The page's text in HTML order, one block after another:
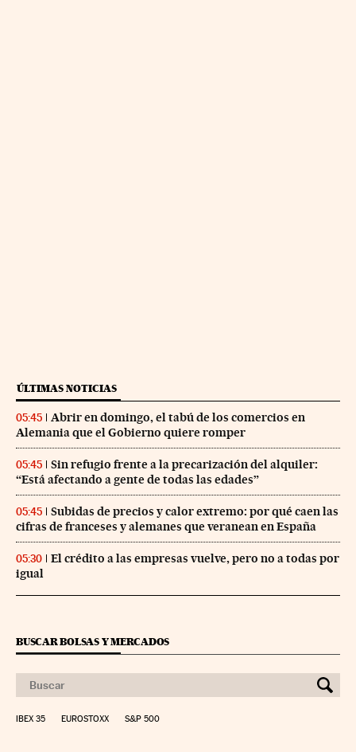
ÚLTIMAS NOTICIAS
05:45
Abrir en domingo, el tabú de los comercios en
Alemania que el Gobierno quiere romper
05:45
Sin refugio frente a la precarización del alquiler:
“Está afectando a gente de todas las edades”
05:45
Subidas de precios y calor extremo: por qué caen las
cifras de franceses y alemanes que veranean en España
05:30
El crédito a las empresas vuelve, pero no a todas por
igual
BUSCAR BOLSAS Y MERCADOS
IBEX 35 EUROSTOXX S&P 500